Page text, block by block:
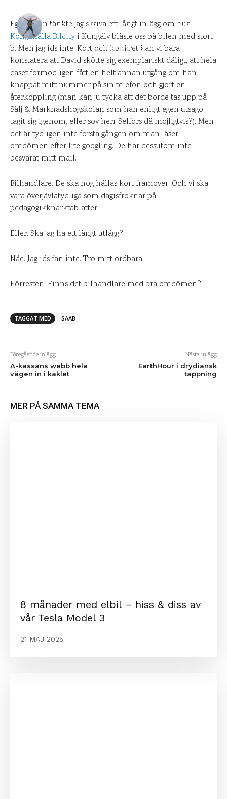
DANIEL PÅ UPPLEVELSEBLOGGEN 8 AUGUSTI 2012
0 KOMMENTARER
Egentligen tänkte jag skriva ett långt inlägg om hur
Kongahälla Bilcity i Kungälv blåste oss på bilen med stort
b. Men jag ids inte. Kort och konkret kan vi bara
konstatera att David skötte sig exemplariskt dåligt, att hela
caset förmodligen fått en helt annan utgång om han
knappat mitt nummer på sin telefon och gjort en
återkoppling (man kan ju tycka att det borde tas upp på
Sälj & Marknadshögskolan som han enligt egen utsago
tagit sig igenom, eller sov herr Selfors då möjligtvis?). Men
det är tydligen inte första gången om man läser
omdömen efter lite googling. De har dessutom inte
besvarat mitt mail.
Bilhandlare. De ska nog hållas kort framöver. Och vi ska
vara överjävlatydliga som dagisfröknar på
pedagogikknarktablatter.
Eller. Ska jag ha ett långt utlägg?
Näe. Jag ids fan inte. Tro mitt ordbara.
Förresten. Finns det bilhandlare med bra omdömen?
TAGGAT MED SAAB
Föregående inlägg
A-kassans webb hela
vägen in i kaklet
Nästa inlägg
EarthHour i drydiansk
tappning
MER PÅ SAMMA TEMA
8 månader med elbil – hiss & diss av
vår Tesla Model 3
21 MAJ 2025